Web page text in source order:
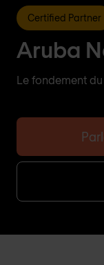
Certified Partner
Aruba
Le fondement